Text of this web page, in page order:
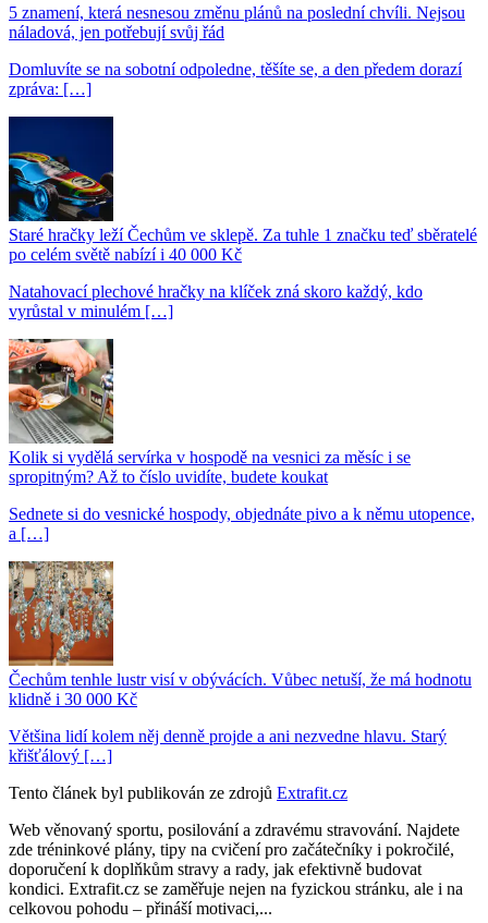
5 znamení, která nesnesou změnu plánů na poslední chvíli. Nejsou
náladová, jen potřebují svůj řád
Domluvíte se na sobotní odpoledne, těšíte se, a den předem dorazí
zpráva: […]
Staré hračky leží Čechům ve sklepě. Za tuhle 1 značku teď sběratelé
po celém světě nabízí i 40 000 Kč
Natahovací plechové hračky na klíček zná skoro každý, kdo
vyrůstal v minulém […]
Kolik si vydělá servírka v hospodě na vesnici za měsíc i se
spropitným? Až to číslo uvidíte, budete koukat
Sednete si do vesnické hospody, objednáte pivo a k němu utopence,
a […]
Čechům tenhle lustr visí v obývácích. Vůbec netuší, že má hodnotu
klidně i 30 000 Kč
Většina lidí kolem něj denně projde a ani nezvedne hlavu. Starý
křišťálový […]
Tento článek byl publikován ze zdrojů Extrafit.cz
Web věnovaný sportu, posilování a zdravému stravování. Najdete
zde tréninkové plány, tipy na cvičení pro začátečníky i pokročilé,
doporučení k doplňkům stravy a rady, jak efektivně budovat
kondici. Extrafit.cz se zaměřuje nejen na fyzickou stránku, ale i na
celkovou pohodu – přináší motivaci,...